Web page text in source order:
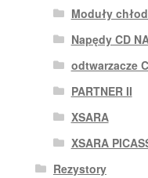
Moduły
Napędy CD
odtwarzacze
PARTNER II
XSARA
XSARA
Rezystory